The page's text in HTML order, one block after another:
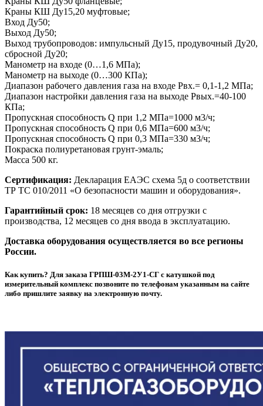
Краны КШ Ду15,20 муфтовые;
Вход Ду50;
Выход Ду50;
Выход трубопроводов: импульсный Ду15, продувочный Ду20,
сбросной Ду20;
Манометр на входе (0…1,6 МПа);
Манометр на выходе (0…300 КПа);
Диапазон рабочего давления газа на входе Рвх.= 0,1-1,2 МПа;
Диапазон настройки давления газа на выходе Рвых.=40-100
КПа;
Пропускная способность Q при 1,2 МПа=1000 м3/ч;
Пропускная способность Q при 0,6 МПа=600 м3/ч;
Пропускная способность Q при 0,3 МПа=330 м3/ч;
Покраска полиуретановая грунт-эмаль;
Масса 500 кг.
Сертификация: Декларация ЕАЭС схема 5д о соответствии
ТР ТС 010/2011 «О безопасности машин и оборудования».
Гарантийный срок: 18 месяцев со дня отгрузки с
производства, 12 месяцев со дня ввода в эксплуатацию.
Доставка оборудования осуществляется во все регионы
России.
Как купить? Для заказа ГРПШ-03М-2У1-СГ с катушкой под
измерительный комплекс позвоните по телефонам указанным на сайте
либо пришлите заявку на электронную почту.